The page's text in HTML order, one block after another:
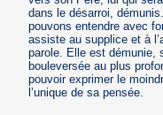
dans le désarroi,
pouvons entendre avec
assiste au supplice et à
parole. Elle est démunie,
bouleversée au plus
pouvoir exprimer le
l’unique de sa pensée.